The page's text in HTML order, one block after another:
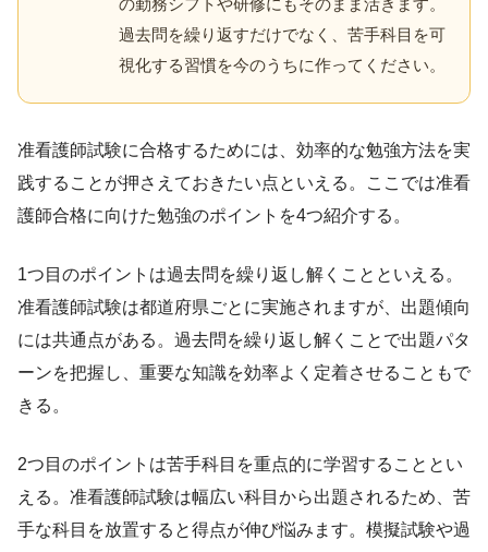
の勤務シフトや研修にもそのまま活きます。
過去問を繰り返すだけでなく、苦手科目を可
視化する習慣を今のうちに作ってください。
准看護師試験に合格するためには、効率的な勉強方法を実
践することが押さえておきたい点といえる。ここでは准看
護師合格に向けた勉強のポイントを4つ紹介する。
1つ目のポイントは過去問を繰り返し解くことといえる。
准看護師試験は都道府県ごとに実施されますが、出題傾向
には共通点がある。過去問を繰り返し解くことで出題パタ
ーンを把握し、重要な知識を効率よく定着させることもで
きる。
2つ目のポイントは苦手科目を重点的に学習することとい
える。准看護師試験は幅広い科目から出題されるため、苦
手な科目を放置すると得点が伸び悩みます。模擬試験や過